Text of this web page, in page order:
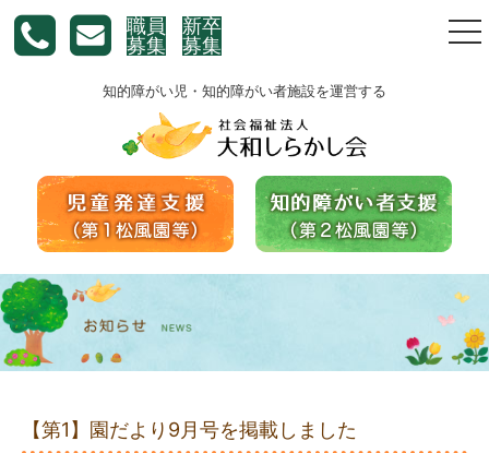
職員
募集
新卒
募集
知的障がい児・知的障がい者施設を運営する
【第1】園だより9月号を掲載しました